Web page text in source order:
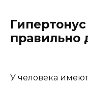
правильно
У человека